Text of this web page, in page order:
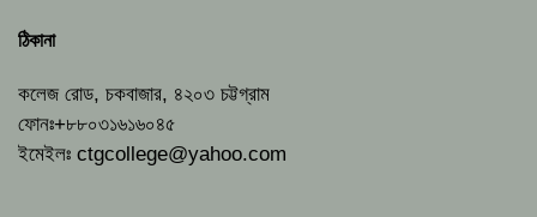
ঠিকানা
কলেজ রোড, চকবাজার, ৪২০৩ চট্টগ্রাম
ফোনঃ+৮৮০৩১৬১৬০৪৫
ইমেইলঃ ctgcollege@yahoo.com